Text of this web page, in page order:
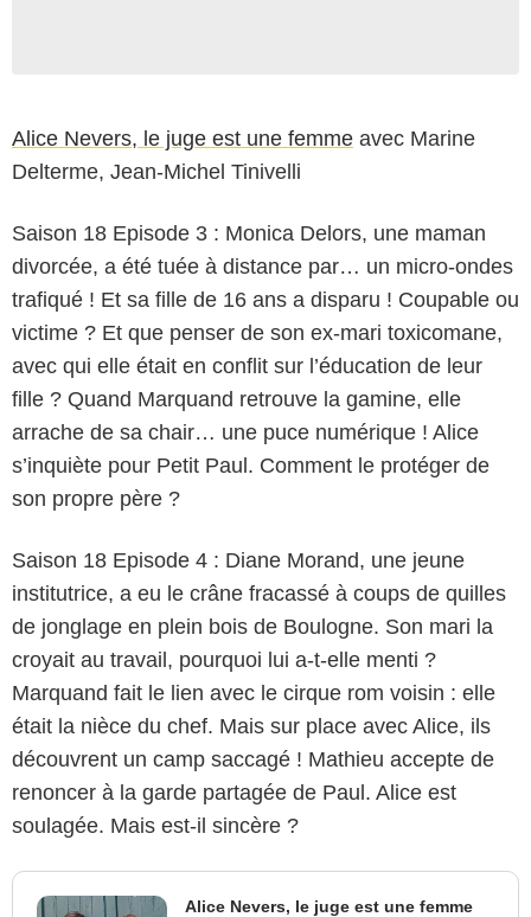
Alice Nevers, le juge est une femme avec Marine
Delterme, Jean-Michel Tinivelli
Saison 18 Episode 3 : Monica Delors, une maman
divorcée, a été tuée à distance par… un micro-ondes
trafiqué ! Et sa fille de 16 ans a disparu ! Coupable ou
victime ? Et que penser de son ex-mari toxicomane,
avec qui elle était en conflit sur l’éducation de leur
fille ? Quand Marquand retrouve la gamine, elle
arrache de sa chair… une puce numérique ! Alice
s’inquiète pour Petit Paul. Comment le protéger de
son propre père ?
Saison 18 Episode 4 : Diane Morand, une jeune
institutrice, a eu le crâne fracassé à coups de quilles
de jonglage en plein bois de Boulogne. Son mari la
croyait au travail, pourquoi lui a-t-elle menti ?
Marquand fait le lien avec le cirque rom voisin : elle
était la nièce du chef. Mais sur place avec Alice, ils
découvrent un camp saccagé ! Mathieu accepte de
renoncer à la garde partagée de Paul. Alice est
soulagée. Mais est-il sincère ?
Alice Nevers, le juge est une femme